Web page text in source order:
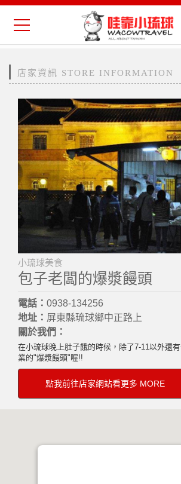
店家資訊 STORE INFORMATION
小琉球美食
包子老闆的爆漿饅頭
電話： 0938-134256
地址： 屏東縣琉球鄉中正路上
關於我們：
在小琉球晚上肚子餓的時候，除了7-11以外還
業的"爆漿饅頭"喔!!
點我前往店家網站看更多 MORE